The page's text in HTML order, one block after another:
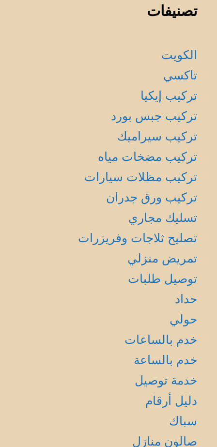
تصنيفات
الكويت
تاكسي
تركيب إيكيا
تركيب جبس بورد
تركيب سيراميك
تركيب مضخات مياه
تركيب مظلات سيارات
تركيب ورق جدران
تسليك مجاري
تصليح ثلاجات وفريزرات
تمريض منزلي
توصيل طلبات
حداد
حولي
خدم بالساعات
خدم بالساعة
خدمة توصيل
دليل أرقام
سباك
صالون منازل